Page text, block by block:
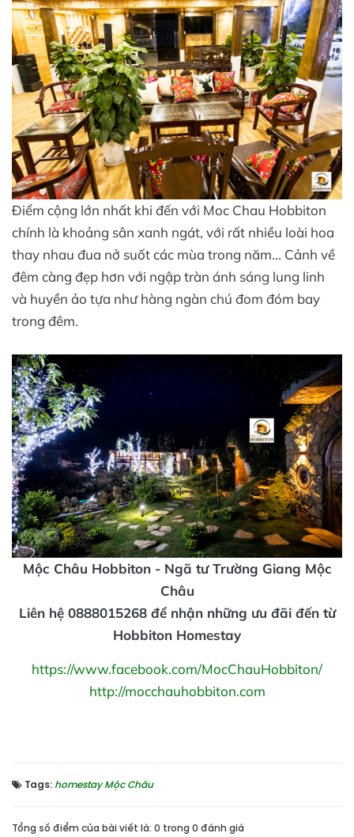
Điểm cộng lớn nhất khi đến với Moc Chau Hobbiton
chính là khoảng sân xanh ngát, với rất nhiều loài hoa
thay nhau đua nở suốt các mùa trong năm... Cảnh về
đêm càng đẹp hơn với ngập tràn ánh sáng lung linh
và huyền ảo tựa như hàng ngàn chú đom đóm bay
trong đêm.
Mộc Châu Hobbiton - Ngã tư Trường Giang Mộc
Châu
Liên hệ 0888015268 để nhận những ưu đãi đến từ
Hobbiton Homestay
https://www.facebook.com/MocChauHobbiton/
http://mocchauhobbiton.com
Tags: homestay Mộc Châu
Tổng số điểm của bài viết là: 0 trong 0 đánh giá